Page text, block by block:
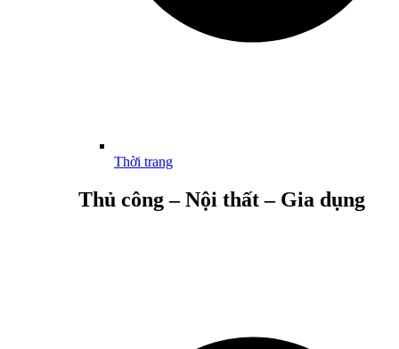
Thời trang
Thủ công – Nội thất – Gia dụng